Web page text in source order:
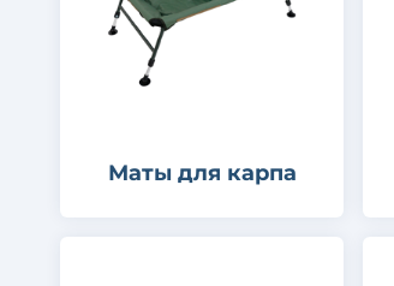
Маты для карпа